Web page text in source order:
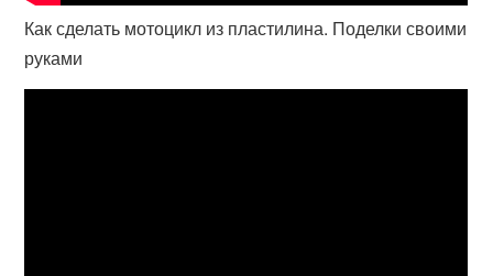
Как сделать мотоцикл из пластилина. Поделки своими
руками